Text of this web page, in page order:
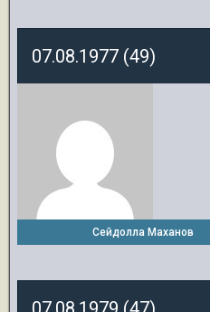
07.08.1977 (49)
Сейдолла Маханов